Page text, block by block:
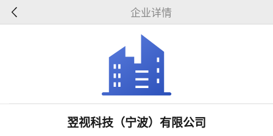
企业详情
翌视科技（宁波）有限公司